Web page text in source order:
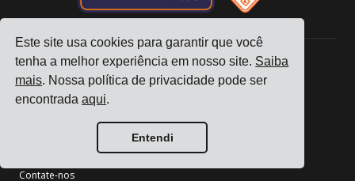
Este site usa cookies para garantir que você
tenha a melhor experiência em nosso site. Saiba
mais. Nossa política de privacidade pode ser
encontradaaqui.
Entendi
Empresa
Histórias de Clientes
Contate-nos